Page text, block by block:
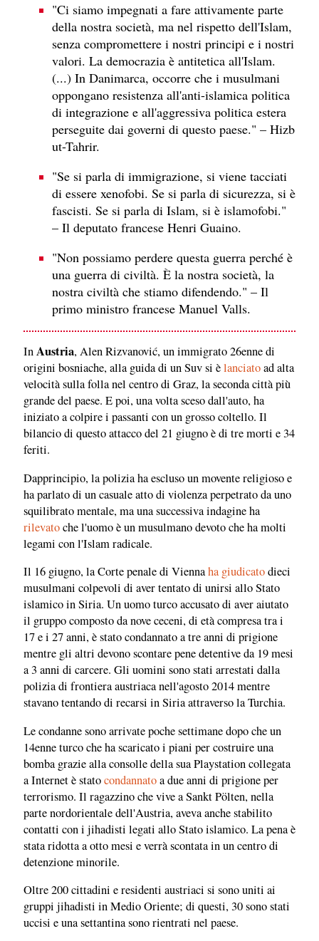
"Ci siamo impegnati a fare attivamente parte
della nostra società, ma nel rispetto dell'Islam,
senza compromettere i nostri principi e i nostri
valori. La democrazia è antitetica all'Islam.
(...) In Danimarca, occorre che i musulmani
oppongano resistenza all'anti-islamica politica
di integrazione e all'aggressiva politica estera
perseguite dai governi di questo paese." – Hizb
ut-Tahrir.
"Se si parla di immigrazione, si viene tacciati
di essere xenofobi. Se si parla di sicurezza, si è
fascisti. Se si parla di Islam, si è islamofobi."
– Il deputato francese Henri Guaino.
"Non possiamo perdere questa guerra perché è
una guerra di civiltà. È la nostra società, la
nostra civiltà che stiamo difendendo." – Il
primo ministro francese Manuel Valls.
InAustria, Alen Rizvanović, un immigrato 26enne di
origini bosniache, alla guida di un Suv si èlanciatoad alta
velocità sulla folla nel centro di Graz, la seconda città più
grande del paese. E poi, una volta sceso dall'auto, ha
iniziato a colpire i passanti con un grosso coltello. Il
bilancio di questo attacco del 21 giugno è di tre morti e 34
feriti.
Dapprincipio, la polizia ha escluso un movente religioso e
ha parlato di un casuale atto di violenza perpetrato da uno
squilibrato mentale, ma una successiva indagine ha
rilevatoche l'uomo è un musulmano devoto che ha molti
legami con l'Islam radicale.
Il 16 giugno, la Corte penale di Viennaha giudicatodieci
musulmani colpevoli di aver tentato di unirsi allo Stato
islamico in Siria. Un uomo turco accusato di aver aiutato
il gruppo composto da nove ceceni, di età compresa tra i
17 e i 27 anni, è stato condannato a tre anni di prigione
mentre gli altri devono scontare pene detentive da 19 mesi
a 3 anni di carcere. Gli uomini sono stati arrestati dalla
polizia di frontiera austriaca nell'agosto 2014 mentre
stavano tentando di recarsi in Siria attraverso la Turchia.
Le condanne sono arrivate poche settimane dopo che un
14enne turco che ha scaricato i piani per costruire una
bomba grazie alla consolle della sua Playstation collegata
a Internet è statocondannatoa due anni di prigione per
terrorismo. Il ragazzino che vive a Sankt Pölten, nella
parte nordorientale dell'Austria, aveva anche stabilito
contatti con i jihadisti legati allo Stato islamico. La pena è
stata ridotta a otto mesi e verrà scontata in un centro di
detenzione minorile.
Oltre 200 cittadini e residenti austriaci si sono uniti ai
gruppi jihadisti in Medio Oriente; di questi, 30 sono stati
uccisi e una settantina sono rientrati nel paese.